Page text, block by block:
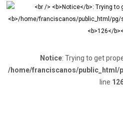
Notice: Trying to get
/home/franciscanos/public_html/
line